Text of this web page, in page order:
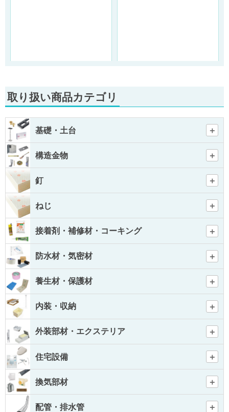
取り扱い商品カテゴリ
基礎・土台
構造金物
釘
ねじ
接着剤・補修材・コーキング
防水材・気密材
養生材・保護材
内装・収納
外装部材・エクステリア
住宅設備
換気部材
配管・排水管